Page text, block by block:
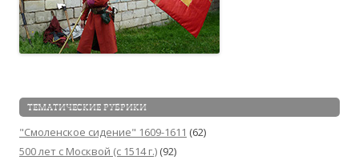
ТЕМАТИЧЕСКИЕ РУБРИКИ
"Смоленское сидение" 1609-1611 (62)
500 лет с Москвой (c 1514 г.) (92)